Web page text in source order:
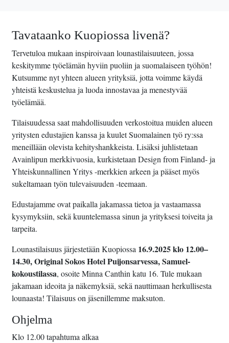
Tavataanko Kuopiossa livenä?
Tervetuloa mukaan inspiroivaan lounastilaisuuteen, jossa
keskitymme työelämän hyviin puoliin ja suomalaiseen työhön!
Kutsumme nyt yhteen alueen yrityksiä, jotta voimme käydä
yhteistä keskustelua ja luoda innostavaa ja menestyvää
työelämää.
Tilaisuudessa saat mahdollisuuden verkostoitua muiden alueen
yritysten edustajien kanssa ja kuulet Suomalainen työ ry:ssa
meneillään olevista kehityshankkeista. Lisäksi juhlistetaan
Avainlipun merkkivuosia, kurkistetaan Design from Finland- ja
Yhteiskunnallinen Yritys -merkkien arkeen ja pääset myös
sukeltamaan työn tulevaisuuden -teemaan.
Edustajamme ovat paikalla jakamassa tietoa ja vastaamassa
kysymyksiin, sekä kuuntelemassa sinun ja yrityksesi toiveita ja
tarpeita.
Lounastilaisuus järjestetään Kuopiossa 16.9.2025 klo 12.00–
14.30, Original Sokos Hotel Puijonsarvessa, Samuel-
kokoustilassa, osoite Minna Canthin katu 16. Tule mukaan
jakamaan ideoita ja näkemyksiä, sekä nauttimaan herkullisesta
lounaasta! Tilaisuus on jäsenillemme maksuton.
Ohjelma
Klo 12.00 tapahtuma alkaa